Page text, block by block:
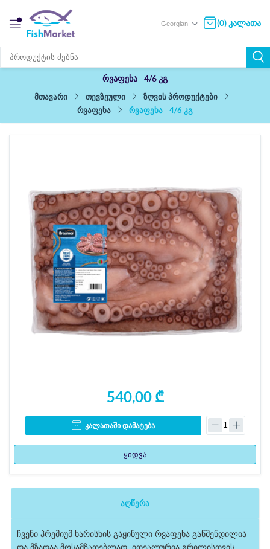
(0) კალათა
რვაფეხა - 4/6 კგ
მთავარი
თევზეული
ზღვის პროდუქტები
რვაფეხა
რვაფეხა - 4/6 კგ
540,00 ₾
კალათაში დამატება
ყიდვა
აღწერა
ჩვენი პრემიუმ ხარისხის გაყინული რვაფეხა გაწმენდილია